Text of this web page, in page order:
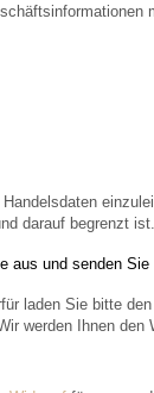
darauf begrenzt ist.
aus und senden
laden Sie bitte
Wir werden Ihnen